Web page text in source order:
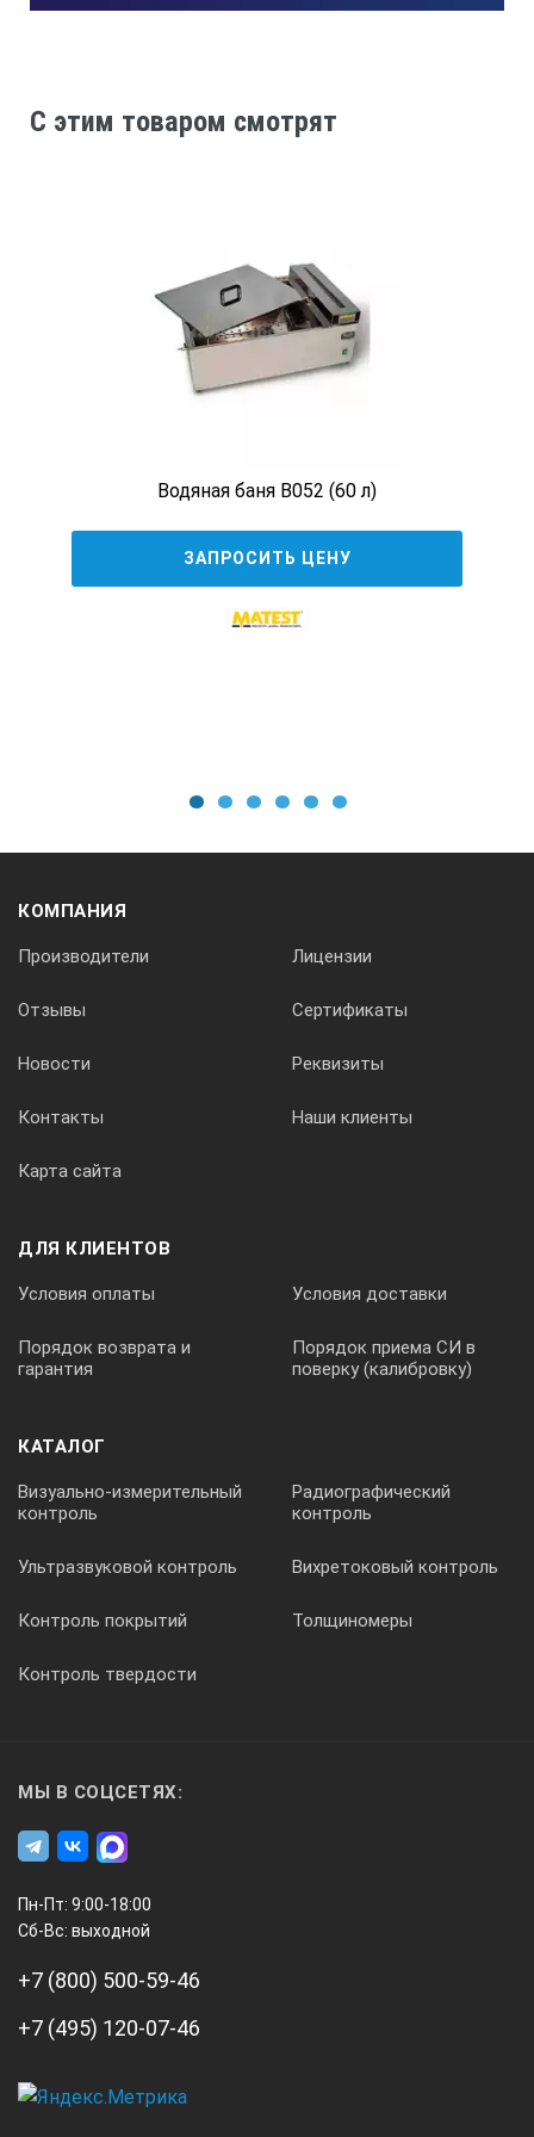
91±2,0
толщина нижней плиты ячейки
105 мм
Допустимая толщина образцов
от 30 до 80 мм
Точность измерения толщины
2,5 мм
Точность измерения нагрузки в диапазоне от 3000Н до
5 %
Номинальное время термостатирования
6 ч.
Потребляемая мощность,
в рабочем режиме
не более 3500 Вт
C этим товаром смотрят
Водяная баня B052 (60 л)
ЗАПРОСИТЬ ЦЕНУ
КОМПАНИЯ
Производители Лицензии
Отзывы Сертификаты
Новости Реквизиты
Контакты Наши клиенты
Карта сайта
ДЛЯ КЛИЕНТОВ
Условия оплаты Условия доставки
Порядок возврата и
гарантия
Порядок приема СИ в
поверку (калибровку)
КАТАЛОГ
Визуально-измерительный
контроль
Радиографический
контроль
Ультразвуковой контроль Вихретоковый контроль
Контроль покрытий Толщиномеры
Контроль твердости
МЫ В СОЦСЕТЯХ:
Пн-Пт: 9:00-18:00
Сб-Вс: выходной
+7 (800) 500-59-46
+7 (495) 120-07-46